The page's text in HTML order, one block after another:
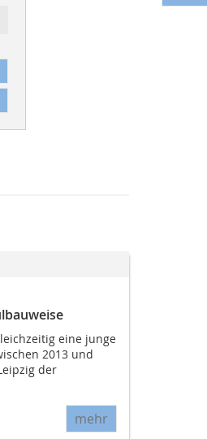
eine junge
2013 und
der
mehr